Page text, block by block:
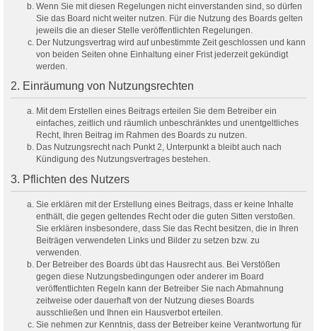
Wenn Sie mit diesen Regelungen nicht einverstanden sind, so dürfen
Sie das Board nicht weiter nutzen. Für die Nutzung des Boards gelten
jeweils die an dieser Stelle veröffentlichten Regelungen.
Der Nutzungsvertrag wird auf unbestimmte Zeit geschlossen und kann
von beiden Seiten ohne Einhaltung einer Frist jederzeit gekündigt
werden.
2. Einräumung von Nutzungsrechten
Mit dem Erstellen eines Beitrags erteilen Sie dem Betreiber ein
einfaches, zeitlich und räumlich unbeschränktes und unentgeltliches
Recht, Ihren Beitrag im Rahmen des Boards zu nutzen.
Das Nutzungsrecht nach Punkt 2, Unterpunkt a bleibt auch nach
Kündigung des Nutzungsvertrages bestehen.
3. Pflichten des Nutzers
Sie erklären mit der Erstellung eines Beitrags, dass er keine Inhalte
enthält, die gegen geltendes Recht oder die guten Sitten verstoßen.
Sie erklären insbesondere, dass Sie das Recht besitzen, die in Ihren
Beiträgen verwendeten Links und Bilder zu setzen bzw. zu
verwenden.
Der Betreiber des Boards übt das Hausrecht aus. Bei Verstößen
gegen diese Nutzungsbedingungen oder anderer im Board
veröffentlichten Regeln kann der Betreiber Sie nach Abmahnung
zeitweise oder dauerhaft von der Nutzung dieses Boards
ausschließen und Ihnen ein Hausverbot erteilen.
Sie nehmen zur Kenntnis, dass der Betreiber keine Verantwortung für